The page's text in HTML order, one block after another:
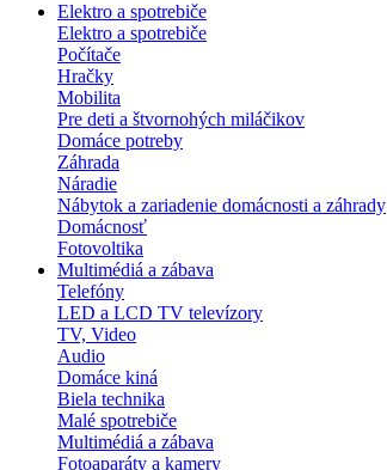
Elektro a spotrebiče
Elektro a spotrebiče
Počítače
Hračky
Mobilita
Pre deti a štvornohých miláčikov
Domáce potreby
Záhrada
Náradie
Nábytok a zariadenie domácnosti a záhrady
Domácnosť
Fotovoltika
Multimédiá a zábava
Telefóny
LED a LCD TV televízory
TV, Video
Audio
Domáce kiná
Biela technika
Malé spotrebiče
Multimédiá a zábava
Fotoaparáty a kamery